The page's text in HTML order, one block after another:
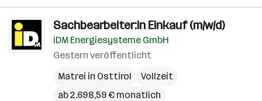
Sachbearbeiter:in Einkauf (m/w/d)
iDM Energiesysteme GmbH
Gestern veröffentlicht
Matrei in Osttirol
Vollzeit
ab 2.698,59 € monatlich